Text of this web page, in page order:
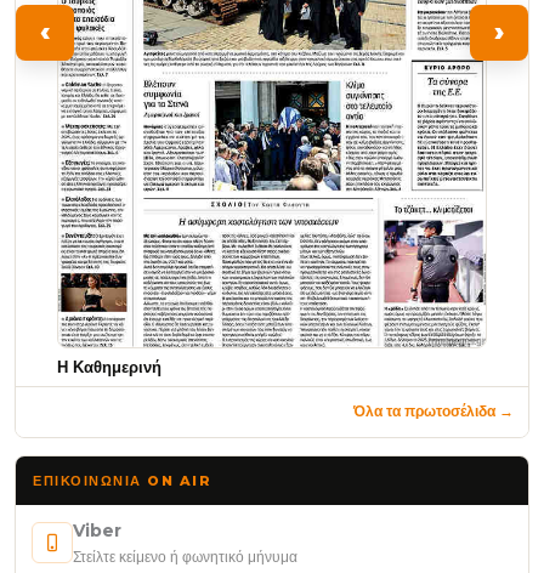
‹
Η Καθημερινή
›
Όλα τα πρωτοσέλιδα →
ΕΠΙΚΟΙΝΩΝΊΑ ON AIR
Viber
Στείλτε κείμενο ή φωνητικό μήνυμα